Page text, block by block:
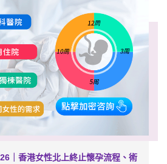
｜香港女性北上終止懷孕流程、術